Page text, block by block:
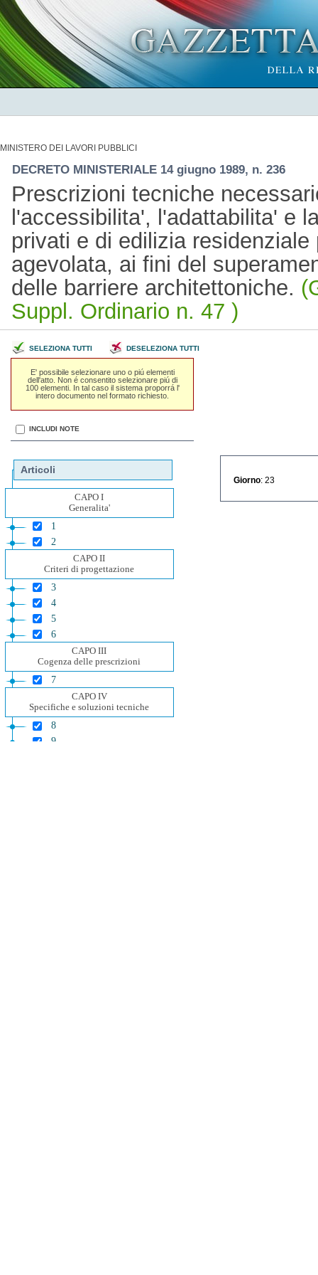
MINISTERO DEI LAVORI PUBBLICI
DECRETO MINISTERIALE 14 giugno 1989, n. 236
Prescrizioni tecniche
l'accessibilita', l'adattabilita' e
privati e di edilizia
agevolata, ai fini del
delle barriere architettoniche.
Suppl. Ordinario n. 47 )
SELEZIONA TUTTI DESELEZIONA TUTTI
E' possibile selezionare uno o piú elementi
dell'atto. Non é consentito selezionare piú di
100 elementi. In tal caso il sistema proporrá l'
intero documento nel formato richiesto.
INCLUDI NOTE
Articoli
CAPO I
Generalita'
1
2
CAPO II
Criteri di progettazione
3
4
5
6
CAPO III
Cogenza delle prescrizioni
7
CAPO IV
Specifiche e soluzioni tecniche
8
9
Giorno : 23